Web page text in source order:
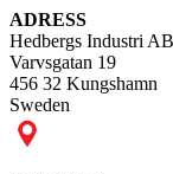
ADRESS
Hedbergs Industri AB
Varvsgatan 19
456 32 Kungshamn
Sweden